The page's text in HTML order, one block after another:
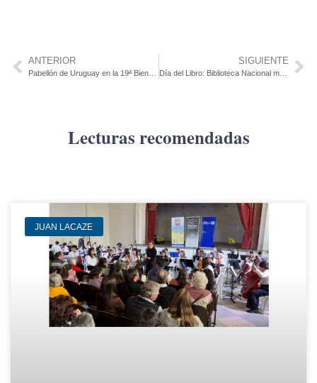
ANTERIOR SIGUIENTE
Día del Libro: Biblioteca Nacional mantendrá servicios mínimos mientras atiende crisis
Lecturas recomendadas
JUAN LACAZE